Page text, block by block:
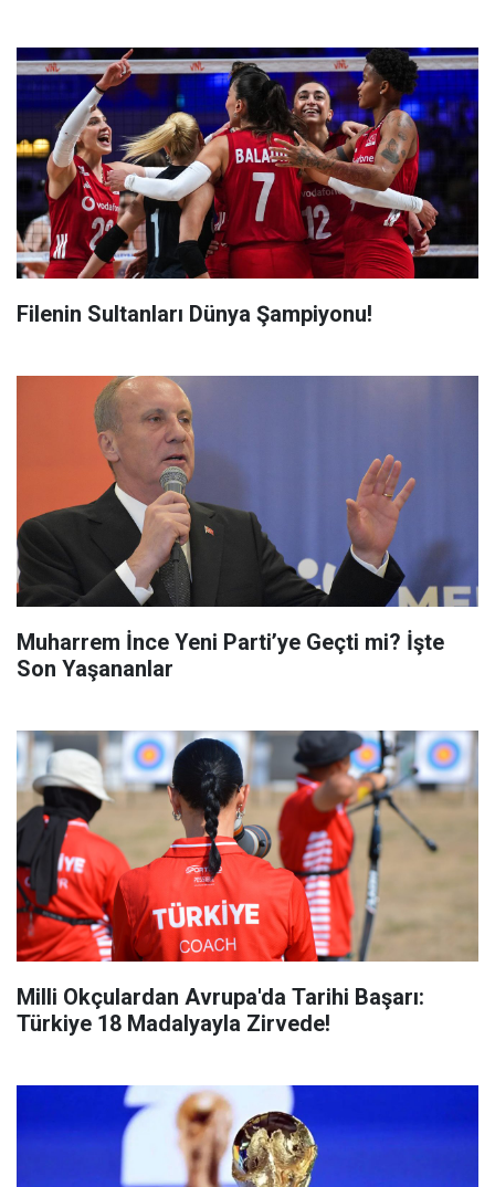
Filenin Sultanları Dünya Şampiyonu!
Muharrem İnce Yeni Parti’ye Geçti mi? İşte
Son Yaşananlar
Milli Okçulardan Avrupa'da Tarihi Başarı:
Türkiye 18 Madalyayla Zirvede!